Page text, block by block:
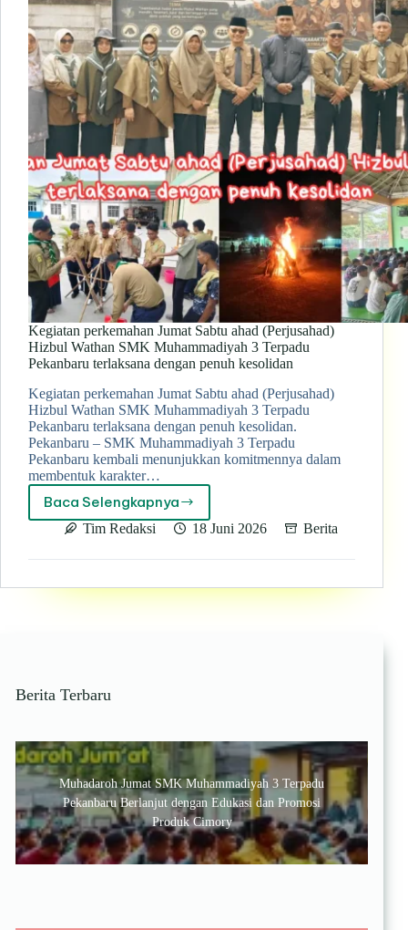
Kegiatan perkemahan Jumat Sabtu ahad (Perjusahad)
Hizbul Wathan SMK Muhammadiyah 3 Terpadu
Pekanbaru terlaksana dengan penuh kesolidan
Kegiatan perkemahan Jumat Sabtu ahad (Perjusahad)
Hizbul Wathan SMK Muhammadiyah 3 Terpadu
Pekanbaru terlaksana dengan penuh kesolidan.
Pekanbaru – SMK Muhammadiyah 3 Terpadu
Pekanbaru kembali menunjukkan komitmennya dalam
membentuk karakter…
Baca Selengkapnya
Kegiatan
perkemahan
Sabtu
(Perjusahad)
dengan
penuh
kesolidan
Tim Redaksi 18 Juni 2026 Berita
Berita Terbaru
Muhadaroh Jumat SMK Muhammadiyah 3 Terpadu
Pekanbaru Berlanjut dengan Edukasi dan Promosi
Produk Cimory